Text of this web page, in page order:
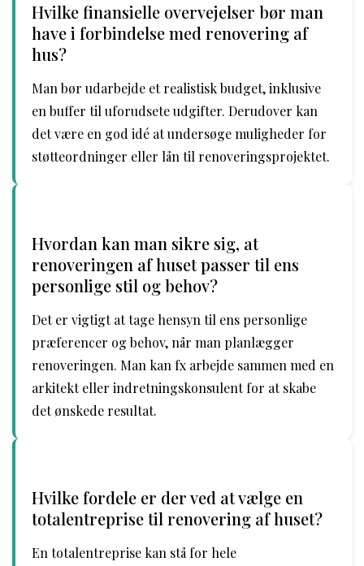
Hvilke finansielle overvejelser bør man
have i forbindelse med renovering af
hus?
Man bør udarbejde et realistisk budget, inklusive
en buffer til uforudsete udgifter. Derudover kan
det være en god idé at undersøge muligheder for
støtteordninger eller lån til renoveringsprojektet.
Hvordan kan man sikre sig, at
renoveringen af huset passer til ens
personlige stil og behov?
Det er vigtigt at tage hensyn til ens personlige
præferencer og behov, når man planlægger
renoveringen. Man kan fx arbejde sammen med en
arkitekt eller indretningskonsulent for at skabe
det ønskede resultat.
Hvilke fordele er der ved at vælge en
totalentreprise til renovering af huset?
En totalentreprise kan stå for hele